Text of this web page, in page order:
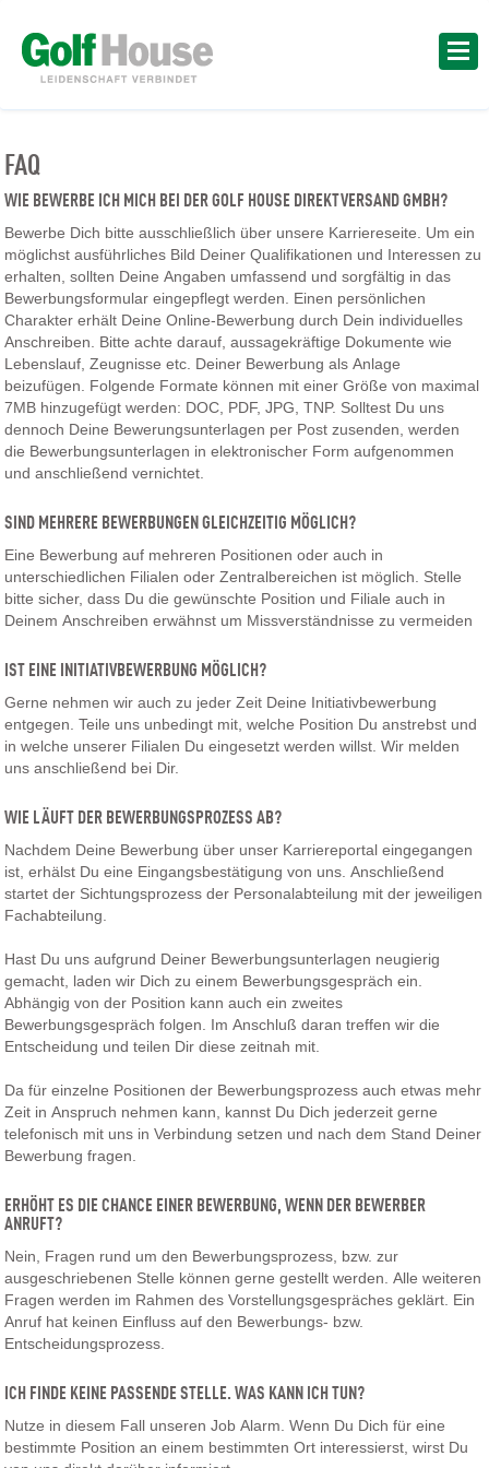
FAQ
WIE BEWERBE ICH MICH BEI DER GOLF HOUSE DIREKTVERSAND GMBH?
Bewerbe Dich bitte ausschließlich über unsere Karriereseite. Um ein
möglichst ausführliches Bild Deiner Qualifikationen und Interessen zu
erhalten, sollten Deine Angaben umfassend und sorgfältig in das
Bewerbungsformular eingepflegt werden. Einen persönlichen
Charakter erhält Deine Online-Bewerbung durch Dein individuelles
Anschreiben. Bitte achte darauf, aussagekräftige Dokumente wie
Lebenslauf, Zeugnisse etc. Deiner Bewerbung als Anlage
beizufügen. Folgende Formate können mit einer Größe von maximal
7MB hinzugefügt werden: DOC, PDF, JPG, TNP. Solltest Du uns
dennoch Deine Bewerungsunterlagen per Post zusenden, werden
die Bewerbungsunterlagen in elektronischer Form aufgenommen
und anschließend vernichtet.
SIND MEHRERE BEWERBUNGEN GLEICHZEITIG MÖGLICH?
Eine Bewerbung auf mehreren Positionen oder auch in
unterschiedlichen Filialen oder Zentralbereichen ist möglich. Stelle
bitte sicher, dass Du die gewünschte Position und Filiale auch in
Deinem Anschreiben erwähnst um Missverständnisse zu vermeiden
IST EINE INITIATIVBEWERBUNG MÖGLICH?
Gerne nehmen wir auch zu jeder Zeit Deine Initiativbewerbung
entgegen. Teile uns unbedingt mit, welche Position Du anstrebst und
in welche unserer Filialen Du eingesetzt werden willst. Wir melden
uns anschließend bei Dir.
WIE LÄUFT DER BEWERBUNGSPROZESS AB?
Nachdem Deine Bewerbung über unser Karriereportal eingegangen
ist, erhälst Du eine Eingangsbestätigung von uns. Anschließend
startet der Sichtungsprozess der Personalabteilung mit der jeweiligen
Fachabteilung.
Hast Du uns aufgrund Deiner Bewerbungsunterlagen neugierig
gemacht, laden wir Dich zu einem Bewerbungsgespräch ein.
Abhängig von der Position kann auch ein zweites
Bewerbungsgespräch folgen. Im Anschluß daran treffen wir die
Entscheidung und teilen Dir diese zeitnah mit.
Da für einzelne Positionen der Bewerbungsprozess auch etwas mehr
Zeit in Anspruch nehmen kann, kannst Du Dich jederzeit gerne
telefonisch mit uns in Verbindung setzen und nach dem Stand Deiner
Bewerbung fragen.
ERHÖHT ES DIE CHANCE EINER BEWERBUNG, WENN DER BEWERBER
ANRUFT?
Nein, Fragen rund um den Bewerbungsprozess, bzw. zur
ausgeschriebenen Stelle können gerne gestellt werden. Alle weiteren
Fragen werden im Rahmen des Vorstellungsgespräches geklärt. Ein
Anruf hat keinen Einfluss auf den Bewerbungs- bzw.
Entscheidungsprozess.
ICH FINDE KEINE PASSENDE STELLE. WAS KANN ICH TUN?
Nutze in diesem Fall unseren Job Alarm. Wenn Du Dich für eine
bestimmte Position an einem bestimmten Ort interessierst, wirst Du